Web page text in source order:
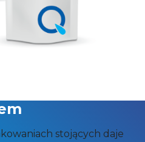
stojących daje